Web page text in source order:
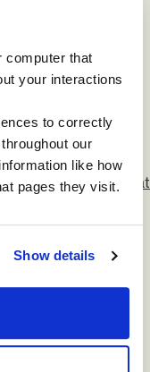
computer that
your interactions
to correctly
our
like how
pages they visit.
Show details
価値研究会が上
その中で、企業
、収益力、安定
する会社の属性
企業が生み出す
和を想定するも
後のデジタル・
画2021 ～コロ
ち抜く無形資産強
画は、コロナ後